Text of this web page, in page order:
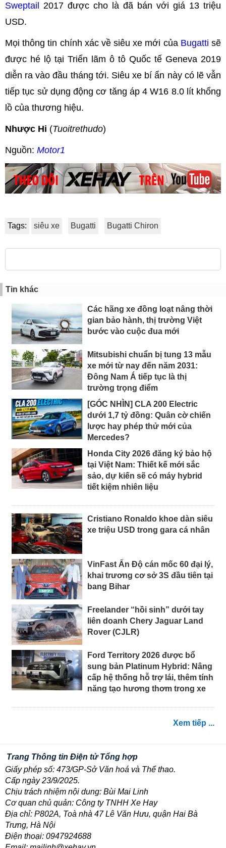
Sweptail
2017 được cho là đã bán với giá 13 triệu
USD.
Mọi thông tin chính xác về siêu xe mới của Bugatti sẽ
được hé lộ tại Triển lãm ô tô Quốc tế Geneva 2019
diễn ra vào đầu tháng tới. Siêu xe bí ẩn này có lẽ vẫn
tiếp tục sử dụng động cơ tăng áp 4 W16 8.0 lít khổng
lồ của thương hiệu.
Nhược Hi (Tuoitrethudo)
Nguồn: Motor1
Tags: siêu xe Bugatti Bugatti Chiron
Tin khác
Các hãng xe đồng loạt nâng thời
gian bảo hành, thị trường Việt
bước vào cuộc đua mới
Mitsubishi chuẩn bị tung 13 mẫu
xe mới từ nay đến năm 2031:
Đông Nam Á tiếp tục là thị
trường trọng điểm
[GÓC NHÌN] CLA 200 Electric
dưới 1,7 tỷ đồng: Quân cờ chiến
lược hay phép thử mới của
Mercedes?
Honda City 2026 đăng ký bảo hộ
tại Việt Nam: Thiết kế mới sắc
sảo, dự kiến sẽ có máy hybrid
tiết kiệm nhiên liệu
Cristiano Ronaldo khoe dàn siêu
xe triệu USD trong gara cá nhân
VinFast Ấn Độ cán mốc 60 đại lý,
khai trương cơ sở 3S đầu tiên tại
bang Bihar
Freelander “hồi sinh” dưới tay
liên doanh Chery Jaguar Land
Rover (CJLR)
Ford Territory 2026 được bổ
sung bản Platinum Hybrid: Nâng
cấp hệ thống hỗ trợ lái, thêm tính
năng tạo hương thơm trong xe
Xem tiếp ...
Trang Thông tin Điện tử Tổng hợp
Giấy phép số: 473/GP-Sở Văn hoá và Thể thao.
Cấp ngày 23/9/2025.
Chịu trách nhiệm nội dung: Bùi Mai Linh
Cơ quan chủ quản: Công ty TNHH Xe Hay
Địa chỉ: P802A, Toà nhà 47 Lê Văn Hưu, quận Hai Bà
Trưng, Hà Nội
Điện thoại: 0947924688